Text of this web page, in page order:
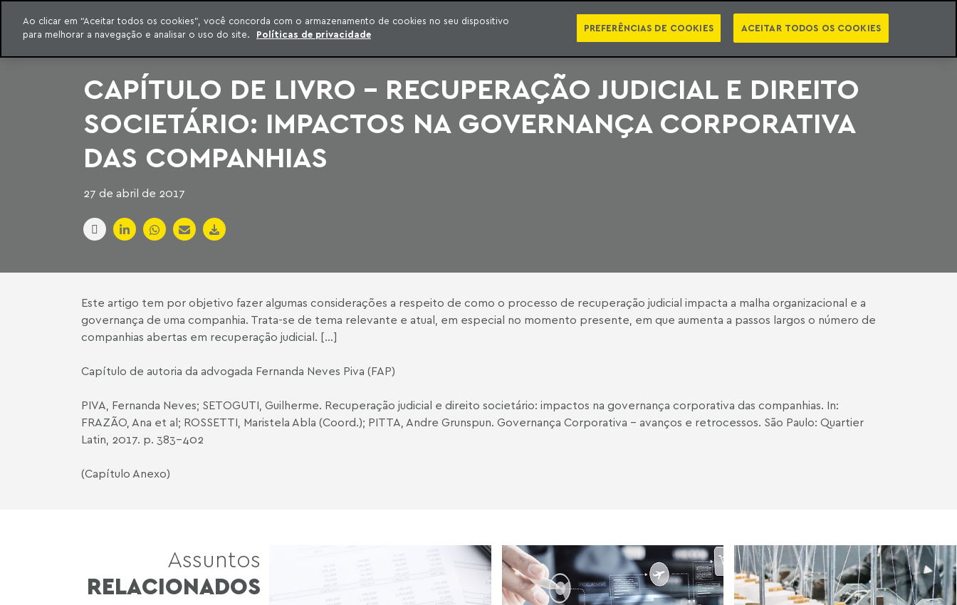
para o conteúdo
Machado Meyer
INTELIGÊNCIA JURÍDICA
CONTEÚDO EXCLUSIVO MACHADO MEYER ADVOGADOS
SÉRIES PUBLICAÇÕES EBOOKS PODCASTS NEWSLETTER VIDEOCASTS PT EN CATEGORIAS
CAPÍTULO DE LIVRO – RECUPERAÇÃO JUDICIAL E DIREITO
SOCIETÁRIO: IMPACTOS NA GOVERNANÇA CORPORATIVA
DAS COMPANHIAS
27 de abril de 2017
Este artigo tem por objetivo fazer algumas considerações a respeito de como o processo de recuperação judicial impacta a malha organizacional e a
governança de uma companhia. Trata-se de tema relevante e atual, em especial no momento presente, em que aumenta a passos largos o número de
companhias abertas em recuperação judicial. [...]
Capítulo de autoria da advogada Fernanda Neves Piva (FAP)
PIVA, Fernanda Neves; SETOGUTI, Guilherme. Recuperação judicial e direito societário: impactos na governança corporativa das companhias. In:
FRAZÃO, Ana et al; ROSSETTI, Maristela Abla (Coord.); PITTA, Andre Grunspun. Governança Corporativa – avanços e retrocessos. São Paulo: Quartier
Latin, 2017. p. 383-402
(Capítulo Anexo)
Assuntos
RELACIONADOS
Ao clicar em “Aceitar todos os cookies”, você concorda com o armazenamento de cookies no seu dispositivo
para melhorar a navegação e analisar o uso do site.
Políticas de privacidade
PREFERÊNCIAS DE COOKIES ACEITAR TODOS OS COOKIES